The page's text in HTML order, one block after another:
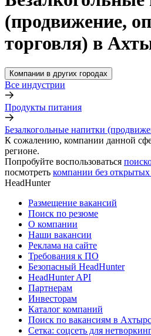
(продвижение,
торговля) в
Компании в других городах
Все индустрии
Продукты питания
Безалкогольные напитки
К сожалению, компании данной
регионе.
Попробуйте воспользоваться
посмотреть компании без открытых
HeadHunter
Размещение вакансий
Поиск по резюме
О компании
Наши вакансии
Реклама на сайте
Требования к ПО
Безопасный HeadHunter
HeadHunter API
Партнерам
Инвесторам
Каталог компаний
Поиск по вакансиям в
Сетка: соцсеть для